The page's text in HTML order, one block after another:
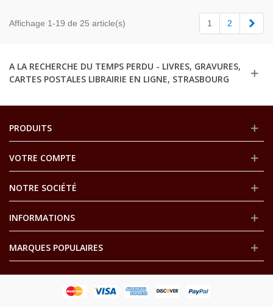
Affichage 1-19 de 25 article(s) 1 2
A LA RECHERCHE DU TEMPS PERDU - LIVRES, GRAVURES,
CARTES POSTALES LIBRAIRIE EN LIGNE, STRASBOURG
PRODUITS
VOTRE COMPTE
NOTRE SOCIÉTÉ
INFORMATIONS
MARQUES POPULAIRES